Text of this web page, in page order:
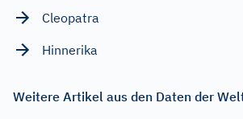
Cleopatra
Hinnerika
Weitere Artikel aus den Daten der